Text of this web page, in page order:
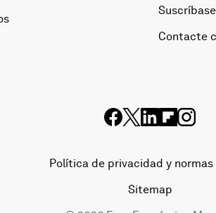
Contacte
Política de privacidad y normas
Sitemap